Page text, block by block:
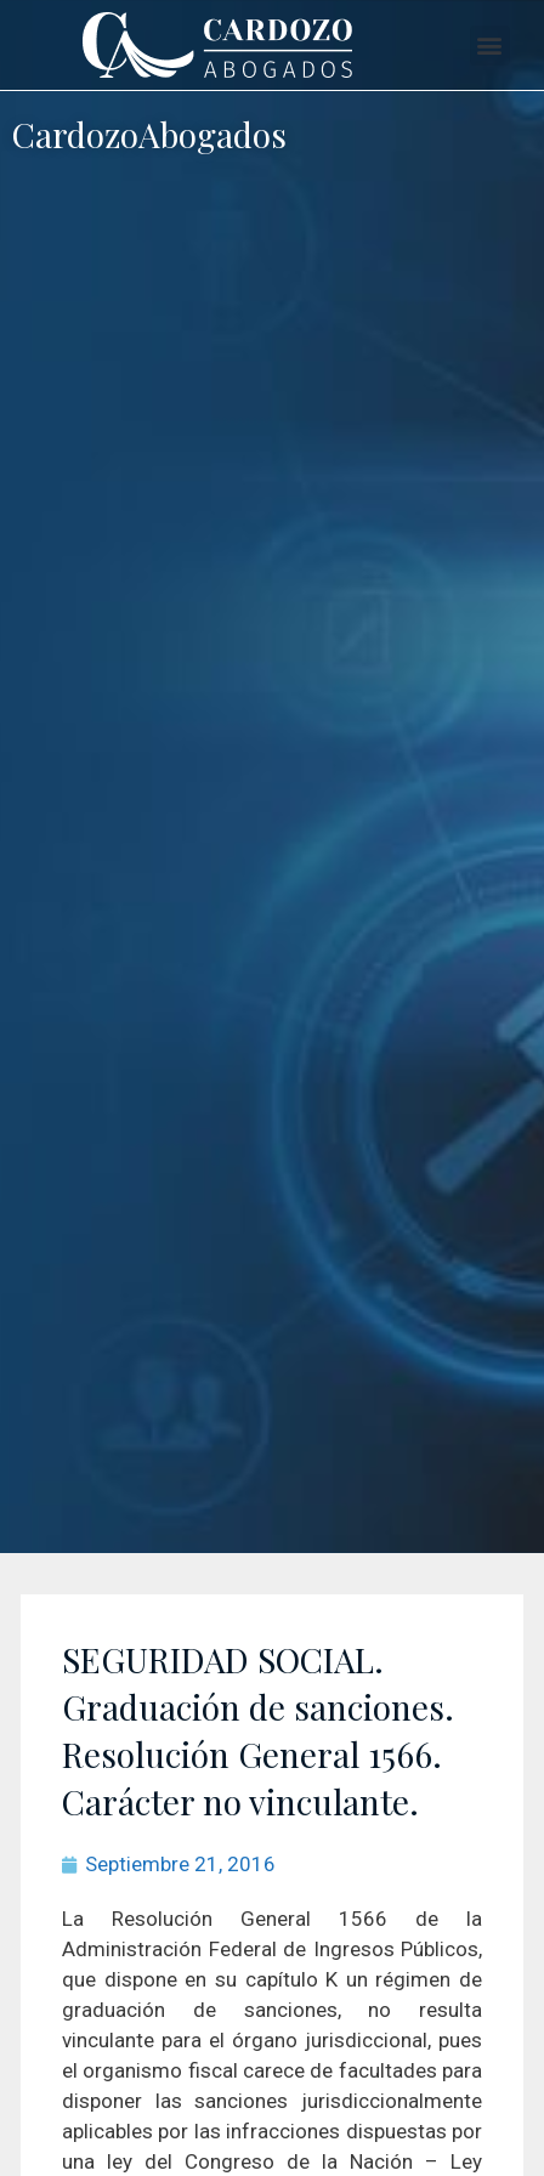
CardozoAbogados
SEGURIDAD SOCIAL.
Graduación de sanciones.
Resolución General 1566.
Carácter no vinculante.
Septiembre 21, 2016
La Resolución General 1566 de la
Administración Federal de Ingresos Públicos,
que dispone en su capítulo K un régimen de
graduación de sanciones, no resulta
vinculante para el órgano jurisdiccional, pues
el organismo fiscal carece de facultades para
disponer las sanciones jurisdiccionalmente
aplicables por las infracciones dispuestas por
una ley del Congreso de la Nación – Ley